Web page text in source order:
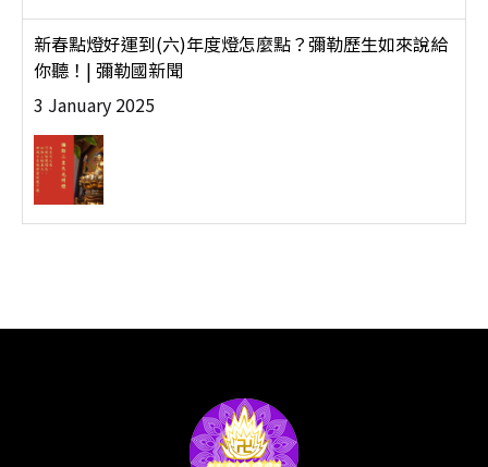
新春點燈好運到(六)年度燈怎麼點？彌勒歷生如來說給
你聽！| 彌勒國新聞
3 January 2025